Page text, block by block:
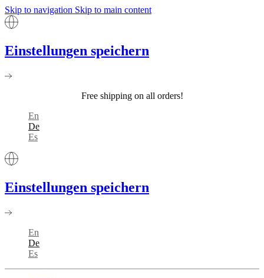
Skip to navigation Skip to main content
Einstellungen speichern
Free shipping on all orders!
En
De
Es
Einstellungen speichern
En
De
Es